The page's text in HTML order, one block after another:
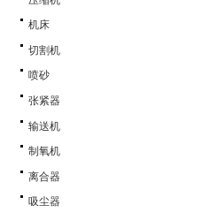
机床
切割机
喷砂
张紧器
输送机
制氧机
离合器
吸尘器